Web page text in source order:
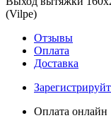
(Vilpe)
Отзывы
Оплата
Доставка
Оплата онлайн